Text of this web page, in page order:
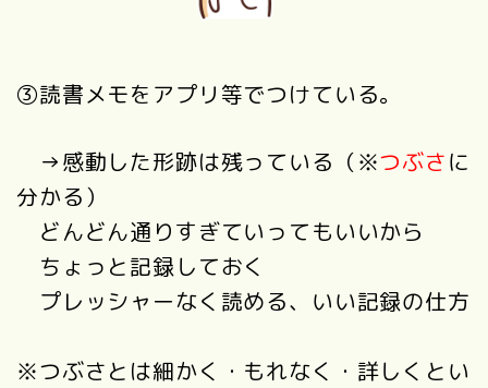
③読書メモをアプリ等でつけている。
→感動した形跡は残っている（※つぶさに
分かる）
どんどん通りすぎていってもいいから
ちょっと記録しておく
プレッシャーなく読める、いい記録の仕方
※つぶさとは細かく・もれなく・詳しくとい